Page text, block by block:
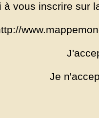
à vous inscrire sur
Je